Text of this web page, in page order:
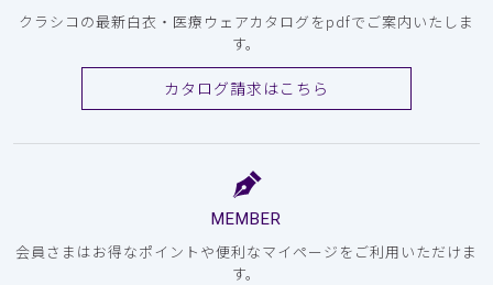
クラシコの最新白衣・医療ウェアカタログをpdfでご案内いたしま
す。
カタログ請求はこちら
MEMBER
会員さまはお得なポイントや便利なマイページをご利用いただけま
す。